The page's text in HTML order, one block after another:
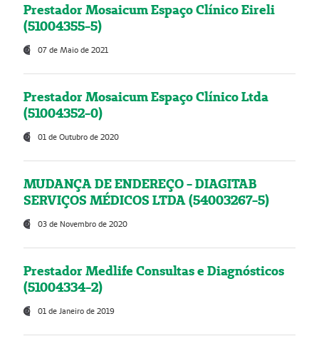
Prestador Mosaicum Espaço Clínico Eireli
(51004355-5)
07 de Maio de 2021
Prestador Mosaicum Espaço Clínico Ltda
(51004352-0)
01 de Outubro de 2020
MUDANÇA DE ENDEREÇO - DIAGITAB
SERVIÇOS MÉDICOS LTDA (54003267-5)
03 de Novembro de 2020
Prestador Medlife Consultas e Diagnósticos
(51004334-2)
01 de Janeiro de 2019